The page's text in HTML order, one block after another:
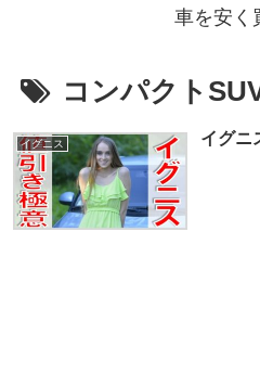
車を安く
コンパクト
イグニス
イグニ